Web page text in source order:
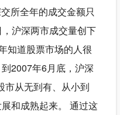
所全年的成交金额只
沪深两市成交量创下
知道股票市场的人很
2007年6月底，沪深
市从无到有、从小到
和成熟起来。 通过这